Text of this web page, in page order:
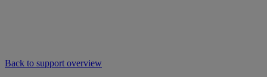
Back to support overview